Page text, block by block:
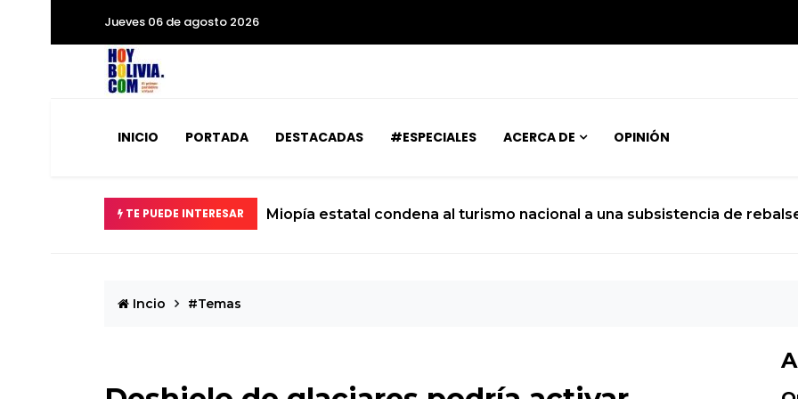
Jueves 06 de agosto 2026
INICIO PORTADA DESTACADAS #ESPECIALES ACERCA DE OPINIÓN
TE PUEDE INTERESAR Miopía estatal condena al turismo nacional a una subsistencia de
Incio #Temas